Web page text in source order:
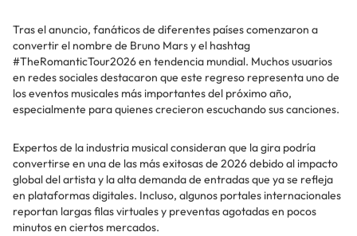
Tras el anuncio, fanáticos de diferentes países comenzaron a
convertir el nombre de Bruno Mars y el hashtag
#TheRomanticTour2026 en tendencia mundial. Muchos usuarios
en redes sociales destacaron que este regreso representa uno de
los eventos musicales más importantes del próximo año,
especialmente para quienes crecieron escuchando sus canciones.
Expertos de la industria musical consideran que la gira podría
convertirse en una de las más exitosas de 2026 debido al impacto
global del artista y la alta demanda de entradas que ya se refleja
en plataformas digitales. Incluso, algunos portales internacionales
reportan largas filas virtuales y preventas agotadas en pocos
minutos en ciertos mercados.